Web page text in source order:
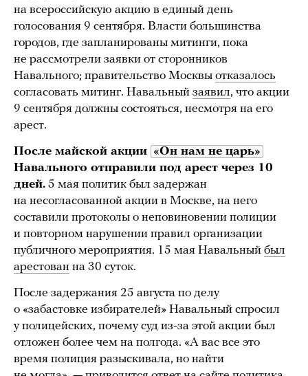
на всероссийскую акцию в единый день
голосования 9 сентября. Власти большинства
городов, где запланированы митинги, пока
не рассмотрели заявки от сторонников
Навального; правительство Москвы отказалось
согласовать митинг. Навальный заявил, что акции
9 сентября должны состояться, несмотря на его
арест.
После майской акции «Он нам не царь»
Навального отправили под арест через 10
дней. 5 мая политик был задержан
на несогласованной акции в Москве, на него
составили протоколы о неповиновении полиции
и повторном нарушении правил организации
публичного мероприятия. 15 мая Навальный был
арестован на 30 суток.
После задержания 25 августа по делу
о «забастовке избирателей» Навальный спросил
у полицейских, почему суд из-за этой акции был
отложен более чем на полгода. «А вас все это
время полиция разыскивала, но найти